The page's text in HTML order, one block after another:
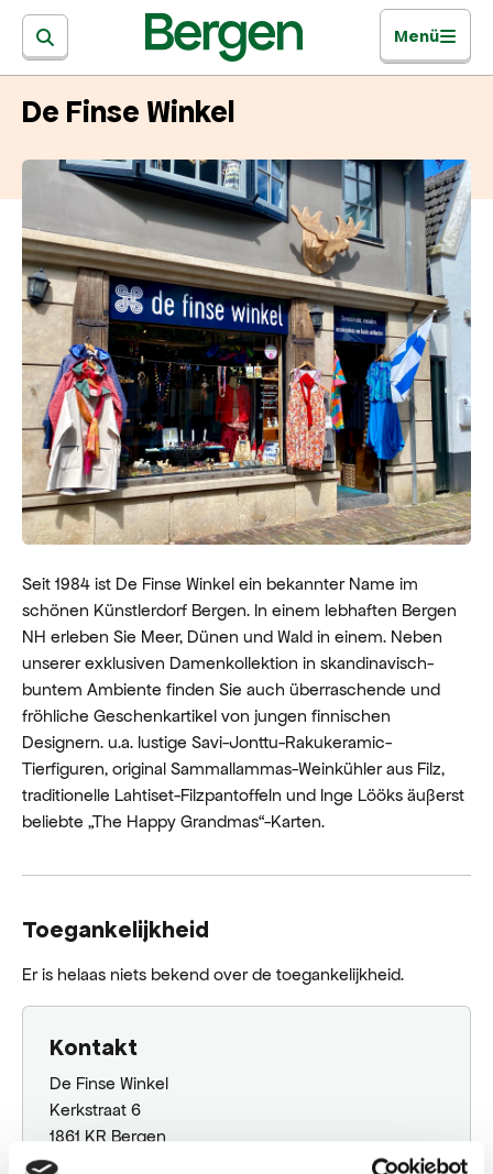
Menü
De Finse Winkel
Seit 1984 ist De Finse Winkel ein bekannter Name im
schönen Künstlerdorf Bergen. In einem lebhaften Bergen
NH erleben Sie Meer, Dünen und Wald in einem. Neben
unserer exklusiven Damenkollektion in skandinavisch-
buntem Ambiente finden Sie auch überraschende und
fröhliche Geschenkartikel von jungen finnischen
Designern. u.a. lustige Savi-Jonttu-Rakukeramic-
Tierfiguren, original Sammallammas-Weinkühler aus Filz,
traditionelle Lahtiset-Filzpantoffeln und Inge Lööks äußerst
beliebte „The Happy Grandmas“-Karten.
Toegankelijkheid
Er is helaas niets bekend over de toegankelijkheid.
Kontakt
De Finse Winkel
Kerkstraat 6
1861 KR Bergen
072 581 2154